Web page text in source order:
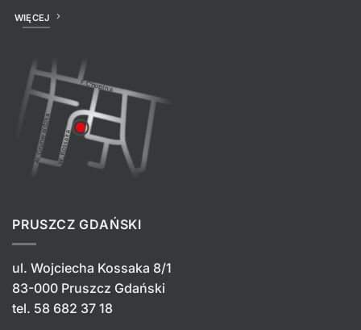
WIĘCEJ
PRUSZCZ GDAŃSKI
ul. Wojciecha Kossaka 8/1
83-000 Pruszcz Gdański
tel. 58 682 37 18